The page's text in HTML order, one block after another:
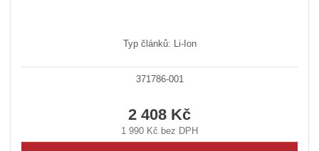
Typ článků: Li-Ion
371786-001
2 408 Kč
1 990 Kč bez DPH